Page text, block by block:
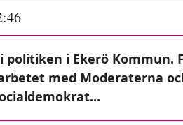
politiken i Ekerö
med Moderaterna